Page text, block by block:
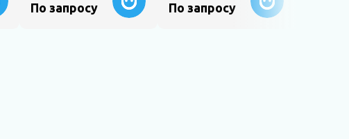
По запросу По запросу